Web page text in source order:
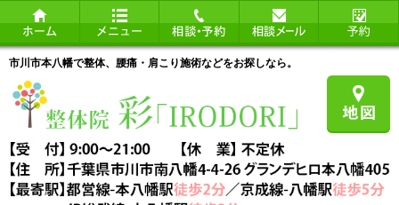
市川市本八幡で整体、腰痛・肩こり施術などをお探しなら。